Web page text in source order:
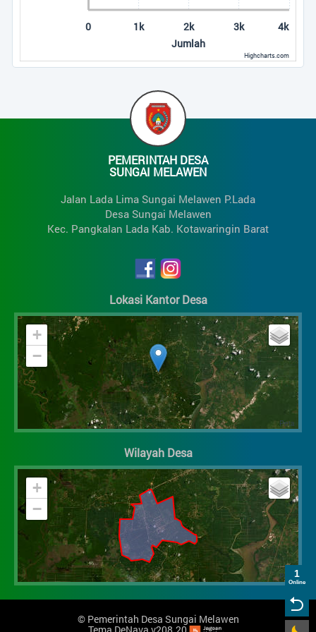
Jumlah
0 1k 2k 3k 4k
Highcharts.com
End of interactive chart.
PEMERINTAH DESA
SUNGAI MELAWEN
Jalan Lada Lima Sungai Melawen P.Lada
Desa Sungai Melawen
Kec. Pangkalan Lada Kab. Kotawaringin Barat
Lokasi Kantor Desa
+
−
Wilayah Desa
+
−
© Pemerintah Desa Sungai Melawen
1
Online